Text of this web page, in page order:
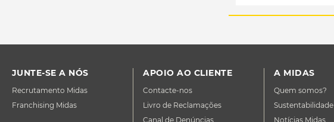
JUNTE-SE A NÓS
Recrutamento Midas
Franchising Midas
APOIO AO CLIENTE
Contacte-nos
Livro de Reclamações
Canal de Denúncias
A MIDAS
Quem somos?
Sustentabilidade
Notícias Midas